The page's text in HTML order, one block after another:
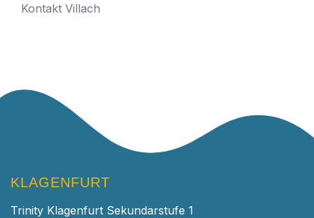
Kontakt Villach
KLAGENFURT
Trinity Klagenfurt Sekundarstufe 1